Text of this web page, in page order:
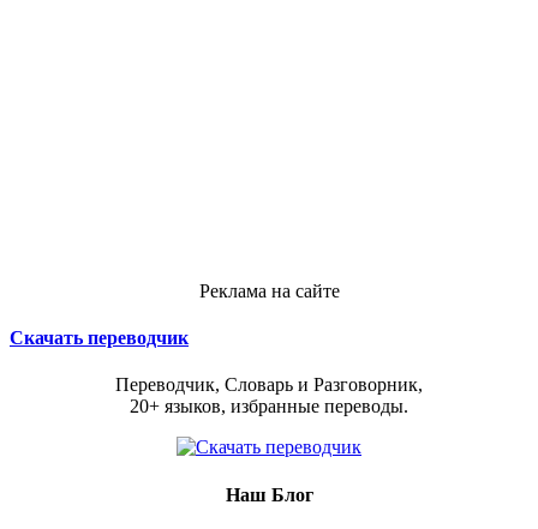
Реклама на сайте
Скачать переводчик
Переводчик, Словарь и Разговорник,
20+ языков, избранные переводы.
Наш Блог